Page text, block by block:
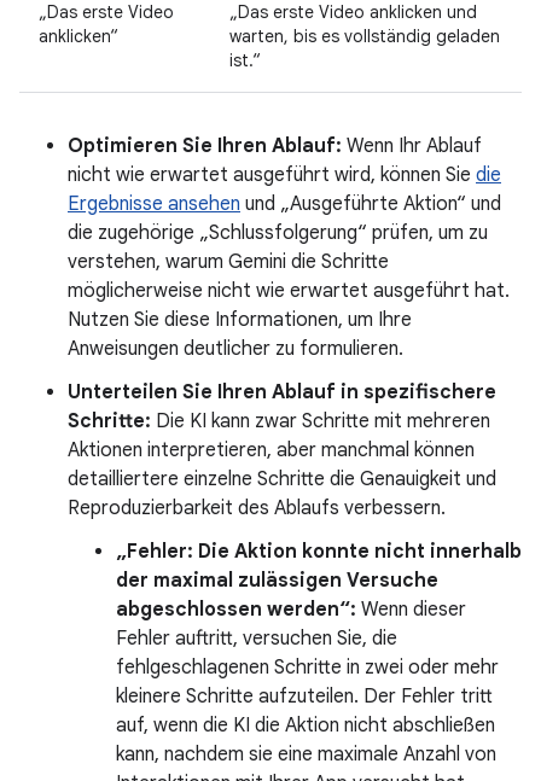
„Das erste Video
anklicken“
„Das erste Video anklicken und
warten, bis es vollständig geladen
ist.“
Optimieren Sie Ihren Ablauf: Wenn Ihr Ablauf
nicht wie erwartet ausgeführt wird, können Sie die
Ergebnisse ansehen und „Ausgeführte Aktion“ und
die zugehörige „Schlussfolgerung“ prüfen, um zu
verstehen, warum Gemini die Schritte
möglicherweise nicht wie erwartet ausgeführt hat.
Nutzen Sie diese Informationen, um Ihre
Anweisungen deutlicher zu formulieren.
Unterteilen Sie Ihren Ablauf in spezifischere
Schritte: Die KI kann zwar Schritte mit mehreren
Aktionen interpretieren, aber manchmal können
detailliertere einzelne Schritte die Genauigkeit und
Reproduzierbarkeit des Ablaufs verbessern.
„Fehler: Die Aktion konnte nicht innerhalb
der maximal zulässigen Versuche
abgeschlossen werden“: Wenn dieser
Fehler auftritt, versuchen Sie, die
fehlgeschlagenen Schritte in zwei oder mehr
kleinere Schritte aufzuteilen. Der Fehler tritt
auf, wenn die KI die Aktion nicht abschließen
kann, nachdem sie eine maximale Anzahl von